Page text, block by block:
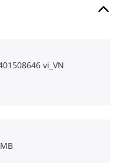
vi_VN